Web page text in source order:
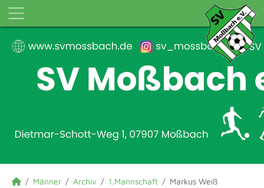
Männer Archiv 1.Mannschaft Markus Weiß